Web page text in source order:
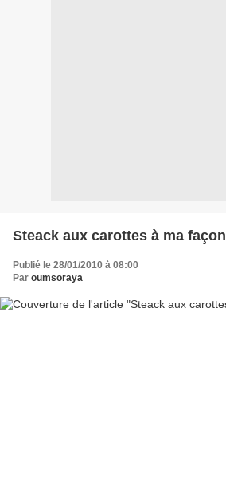
Steack aux carottes à ma façon
Publié le 28/01/2010 à 08:00
Par oumsoraya